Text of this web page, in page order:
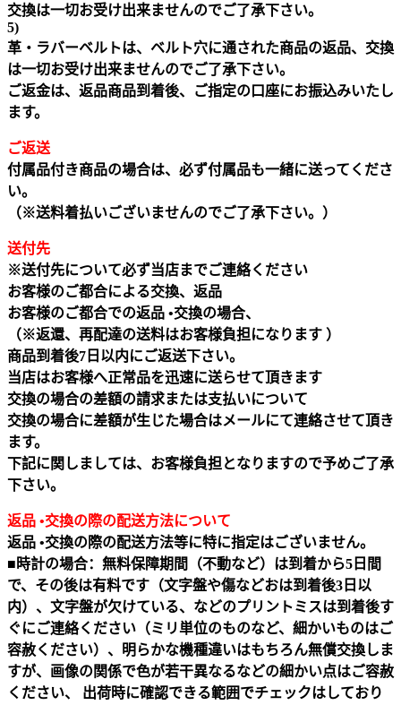
交換は一切お受け出来ませんのでご了承下さい。
5)
革・ラバーベルトは、ベルト穴に通された商品の返品、交換
は一切お受け出来ませんのでご了承下さい。
ご返金は、返品商品到着後、ご指定の口座にお振込みいたし
ます。
ご返送
付属品付き商品の場合は、必ず付属品も一緒に送ってくださ
い。
（※送料着払いございませんのでご了承下さい。）
送付先
※送付先について必ず当店までご連絡ください
お客様のご都合による交換、返品
お客様のご都合での返品 •交換の場合、
（※返還、再配達の送料はお客様負担になります ）
商品到着後7日以内にご返送下さい。
当店はお客様へ正常品を迅速に送らせて頂きます
交換の場合の差額の請求または支払いについて
交換の場合に差額が生じた場合はメールにて連絡させて頂き
ます。
下記に関しましては、お客様負担となりますので予めご了承
下さい。
返品 •交換の際の配送方法について
返品 •交換の際の配送方法等に特に指定はございません。
■時計の場合：無料保障期間（不動など）は到着から5日間
で、その後は有料です（文字盤や傷などおは到着後3日以
内）、文字盤が欠けている、などのプリントミスは到着後す
ぐにご連絡ください（ミリ単位のものなど、細かいものはご
容赦ください）、明らかな機種違いはもちろん無償交換しま
すが、画像の関係で色が若干異なるなどの細かい点はご容赦
ください、 出荷時に確認できる範囲でチェックはしており